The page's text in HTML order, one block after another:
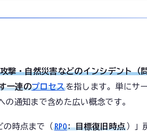
撃・自然災害などのインシデント（
一連のプロセスを指します。単にサ
通知まで含めた広い概念です。
の時点まで（RPO: 目標復旧時点）」